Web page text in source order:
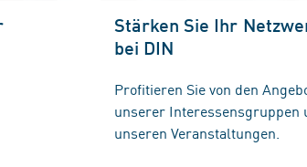
Stärken Sie Ihr
bei DIN
Profitieren Sie von den
unserer Interessensgruppen
unseren Veranstaltungen.